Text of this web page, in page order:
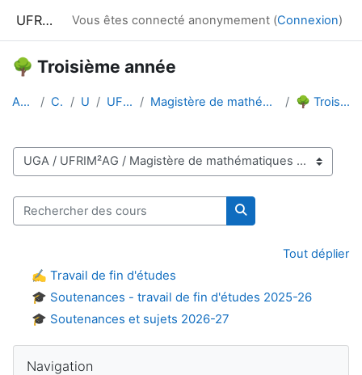
UFRIM²AG : Moodle Vous êtes connecté anonymement (Connexion)
🌳 Troisième année
Accueil Cours UGA UFRIM²AG Magistère de mathématiques et applications 🌳 Troisième année
Catégories de cours
Rechercher des cours
Rechercher des
Tout déplier
✍️ Travail de fin d'études
🎓 Soutenances - travail de fin d'études 2025-26
🎓 Soutenances et sujets 2026-27
Blocs
Navigation